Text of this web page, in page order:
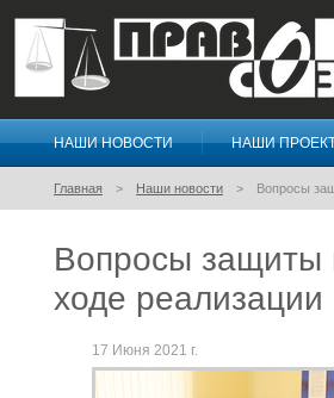
Правосознание
НАШИ НОВОСТИ НАШИ
Главная Наши новости Вопросы
Вопросы защиты
ходе
17 Июня 2021 г.